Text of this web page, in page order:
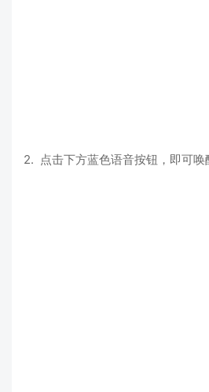
2. 点击下方蓝色语音按钮，即可